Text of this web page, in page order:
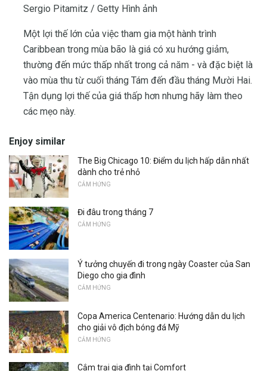
Sergio Pitamitz / Getty Hình ảnh
Một lợi thế lớn của việc tham gia một hành trình
Caribbean trong mùa bão là giá có xu hướng giảm,
thường đến mức thấp nhất trong cả năm - và đặc biệt là
vào mùa thu từ cuối tháng Tám đến đầu tháng Mười Hai.
Tận dụng lợi thế của giá thấp hơn nhưng hãy làm theo
các mẹo này.
Enjoy similar
The Big Chicago 10: Điểm du lịch hấp dẫn nhất
dành cho trẻ nhỏ
CẢM HỨNG
Đi đâu trong tháng 7
CẢM HỨNG
Ý tưởng chuyến đi trong ngày Coaster của San
Diego cho gia đình
CẢM HỨNG
Copa America Centenario: Hướng dẫn du lịch
cho giải vô địch bóng đá Mỹ
CẢM HỨNG
Cắm trại gia đình tại Comfort